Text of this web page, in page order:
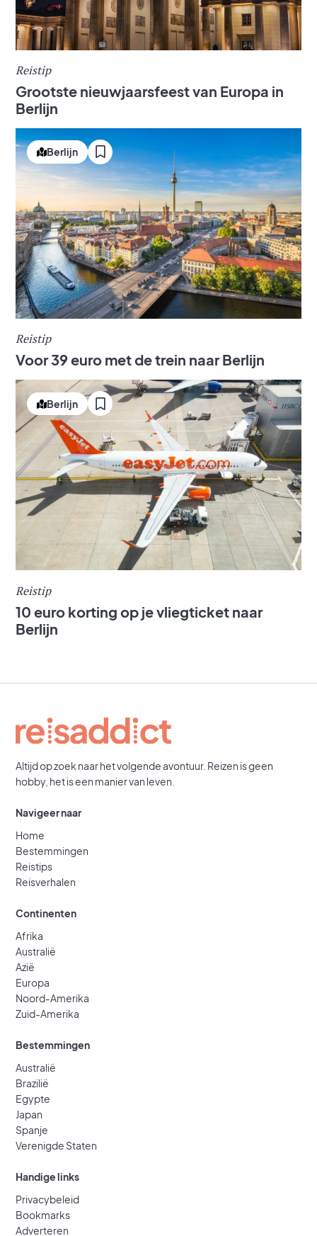
Reistip
Grootste nieuwjaarsfeest van Europa in
Berlijn
Berlijn
Reistip
Voor 39 euro met de trein naar Berlijn
Berlijn
Reistip
10 euro korting op je vliegticket naar
Berlijn
Altijd op zoek naar het volgende avontuur. Reizen is geen
hobby, het is een manier van leven.
Navigeer naar
Home
Bestemmingen
Reistips
Reisverhalen
Continenten
Afrika
Australië
Azië
Europa
Noord-Amerika
Zuid-Amerika
Bestemmingen
Australië
Brazilië
Egypte
Japan
Spanje
Verenigde Staten
Handige links
Privacybeleid
Bookmarks
Adverteren